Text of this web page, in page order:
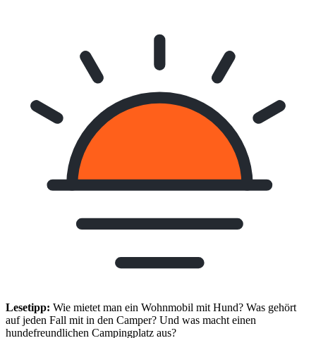
Lesetipp: Wie mietet man ein Wohnmobil mit Hund? Was gehört
auf jeden Fall mit in den Camper? Und was macht einen
hundefreundlichen Campingplatz aus?